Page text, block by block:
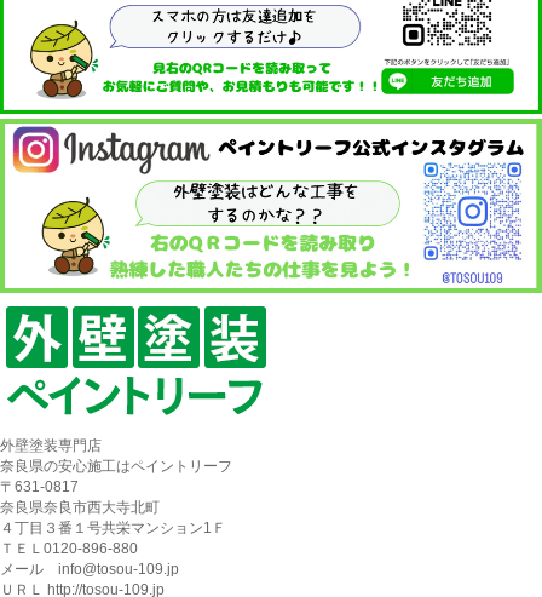
外壁塗装専門店
奈良県の安心施工はペイントリーフ
〒631-0817
奈良県奈良市西大寺北町
４丁目３番１号共栄マンション1Ｆ
ＴＥＬ0120-896-880
メール info@tosou-109.jp
ＵＲＬ http://tosou-109.jp